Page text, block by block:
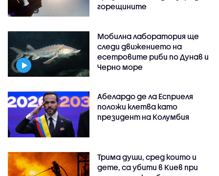
горещините
Мобилна лаборатория ще
следи движението на
есетровите риби по Дунав и
Черно море
Абелардо де ла Есприеля
положи клетва като
президент на Колумбия
Трима души, сред които и
дете, са убити в Киев при